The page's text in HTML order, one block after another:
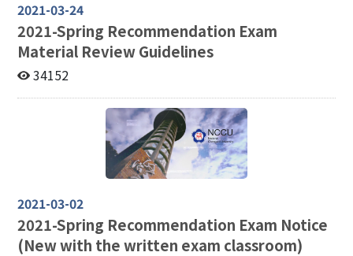
2021-03-24
2021-Spring Recommendation Exam
Material Review Guidelines
34152
2021-03-02
2021-Spring Recommendation Exam Notice
(New with the written exam classroom)